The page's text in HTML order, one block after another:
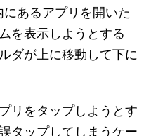
あるアプリを開いた
を表示しようとする
ダが上に移動して下に
リをタップしようとす
タップしてしまうケー